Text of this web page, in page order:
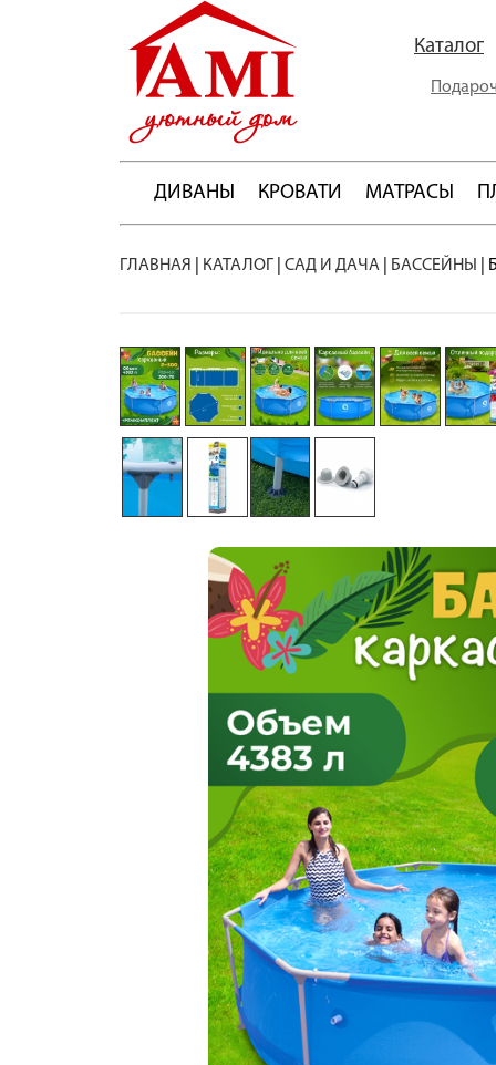
Каталог
ДИВАНЫ КРОВАТИ МАТРАСЫ
ГЛАВНАЯ КАТАЛОГ САД И ДАЧА БАССЕЙНЫ